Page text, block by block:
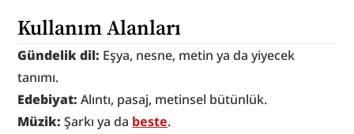
Kullanım Alanları
Gündelik dil: Eşya, nesne, metin ya da yiyecek
tanımı.
Edebiyat: Alıntı, pasaj, metinsel bütünlük.
Müzik: Şarkı ya da beste.